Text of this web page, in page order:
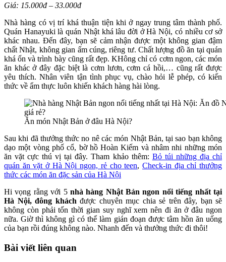
Giá: 15.000đ – 33.000đ
Nhà hàng có vị trí khá thuận tiện khi ở ngay trung tâm thành phố.
Quán Hanayuki là quán Nhật khá lâu đời ở Hà Nội, có nhiều cơ sở
khác nhau. Đến đây, bạn sẽ cảm nhận được một không gian đậm
chất Nhật, không gian ấm cúng, riêng tư. Chất lượng đồ ăn tại quán
khá ổn và trình bày cũng rất đẹp. KHông chỉ có cơm ngon, các món
ăn khác ở đây đặc biệt là cơm lươn, cơm cá hồi,… cũng rất được
yêu thích. Nhân viên tận tình phục vụ, chào hỏi lễ phép, có kiến
thức về ẩm thực luôn khiến khách hàng hài lòng.
Ăn món Nhật Bản ở đâu Hà Nội?
Sau khi đã thưởng thức no nê các món Nhật Bản, tại sao bạn không
dạo một vòng phố cổ, bờ hồ Hoàn Kiếm và nhâm nhi những món
ăn vặt cực thú vị tại đây. Tham khảo thêm: Bỏ túi những địa chỉ
quán ăn vặt ở Hà Nội ngon, rẻ cho teen, Check-in địa chỉ thưởng
thức các món ăn đặc sản của Hà Nội
Hi vọng rằng với 5 nhà hàng Nhật Bản ngon nổi tiếng nhất tại
Hà Nội, đông khách được chuyên mục chia sẻ trên đây, bạn sẽ
không còn phải tốn thời gian suy nghĩ xem nên đi ăn ở đâu ngon
nữa. Giờ thì không gì có thể làm gián đoạn được tâm hồn ăn uống
của bạn rồi đúng không nào. Nhanh đến và thưởng thức đi thôi!
Bài viết liên quan